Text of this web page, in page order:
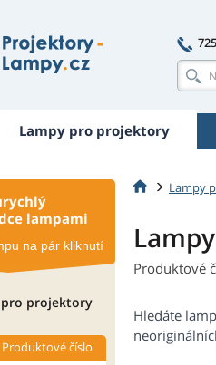
Lampy pro projektory
Lampy
Produktové
Hledáte
lampami
na pár kliknutí
pro projektory
Produktové číslo